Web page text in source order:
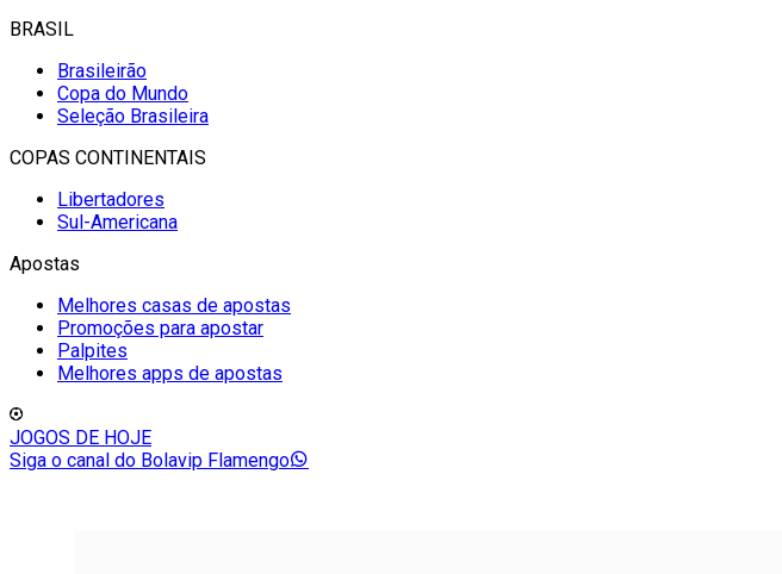
BRASIL
Brasileirão
Copa do Mundo
Seleção Brasileira
COPAS CONTINENTAIS
Libertadores
Sul-Americana
Apostas
Melhores casas de apostas
Promoções para apostar
Palpites
Melhores apps de apostas
JOGOS DE HOJE
Siga o canal do Bolavip Flamengo